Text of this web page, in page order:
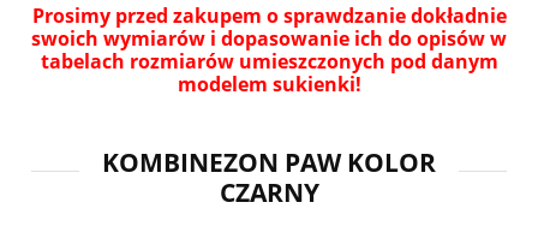
Prosimy przed zakupem o sprawdzanie dokładnie
swoich wymiarów i dopasowanie ich do opisów w
tabelach rozmiarów umieszczonych pod danym
modelem sukienki!
KOMBINEZON PAW KOLOR
CZARNY